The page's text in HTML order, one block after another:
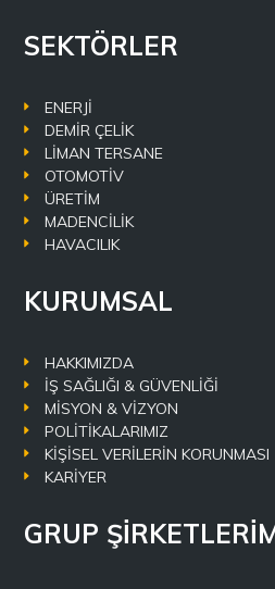
SEKTÖRLER
ENERJİ
DEMİR ÇELİK
LİMAN TERSANE
OTOMOTİV
ÜRETİM
MADENCİLİK
HAVACILIK
KURUMSAL
HAKKIMIZDA
İŞ SAĞLIĞI & GÜVENLİĞİ
MİSYON & VİZYON
POLİTİKALARIMIZ
KİŞİSEL VERİLERİN KORUNMASI
KARİYER
GRUP